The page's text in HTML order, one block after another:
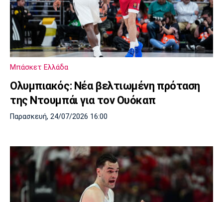
Μπάσκετ Ελλάδα
Ολυμπιακός: Νέα βελτιωμένη πρόταση
της Ντουμπάι για τον Ουόκαπ
Παρασκευή, 24/07/2026 16:00